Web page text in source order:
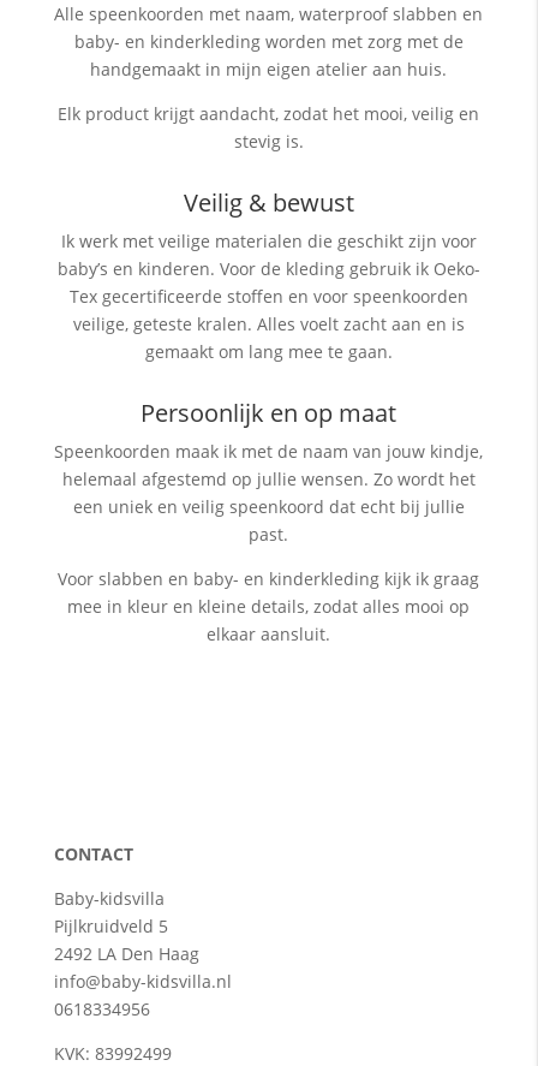
Alle speenkoorden met naam, waterproof slabbenen
baby- en kinderkleding worden met zorg met de
handgemaakt in mijn eigen atelier aan huis.
Elk product krijgt aandacht, zodat het mooi, veilig en
stevig is.
Veilig & bewust
Ik werk met veilige materialen die geschikt zijn voor
baby’s en kinderen. Voor de kleding gebruik ik Oeko-
Tex gecertificeerde stoffen en voor speenkoorden
veilige, geteste kralen. Alles voelt zacht aan en is
gemaakt om lang mee te gaan.
Persoonlijk en op maat
Speenkoorden maak ik met de naam van jouw kindje,
helemaal afgestemd op jullie wensen. Zo wordt het
een uniek en veilig speenkoord dat echt bij jullie
past.
Voor slabben en baby- en kinderkleding kijk ik graag
mee in kleur en kleine details, zodat alles mooi op
elkaar aansluit.
CONTACT
Baby-kidsvilla
Pijlkruidveld 5
2492 LA Den Haag
info@baby-kidsvilla.nl
0618334956
KVK: 83992499